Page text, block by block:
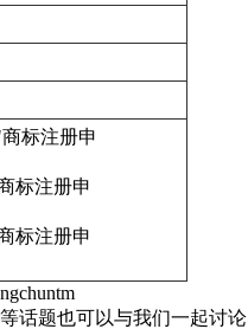
商标注册申
标注册申
标注册申
话题也可以与我们一起讨论